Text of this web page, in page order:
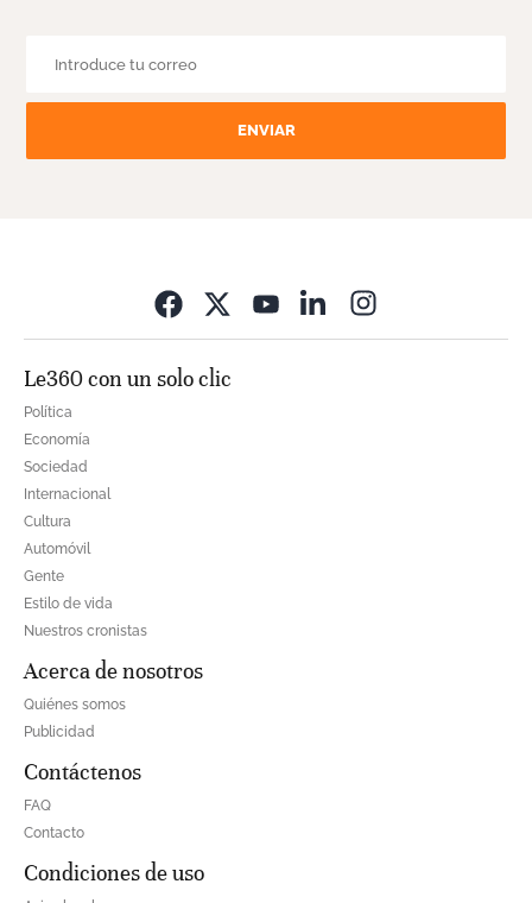
ENVIAR
Le360 con un solo clic
Política
Economía
Sociedad
Internacional
Cultura
Automóvil
Gente
Estilo de vida
Nuestros cronistas
Acerca de nosotros
Quiénes somos
Publicidad
Contáctenos
FAQ
Contacto
Condiciones de uso